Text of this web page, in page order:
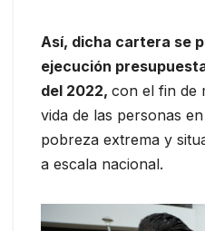
Así, dicha cartera se
ejecución
del 2022, con el fin de
vida de las personas
pobreza extrema y
a escala nacional.